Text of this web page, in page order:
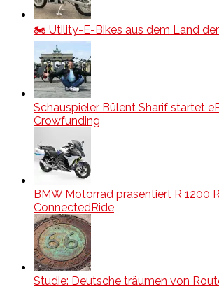
🏍️ Utility-E-Bikes aus dem Land
Schauspieler Bülent Sharif startet
Crowfunding
BMW Motorrad präsentiert R 1200
ConnectedRide
Studie: Deutsche träumen von